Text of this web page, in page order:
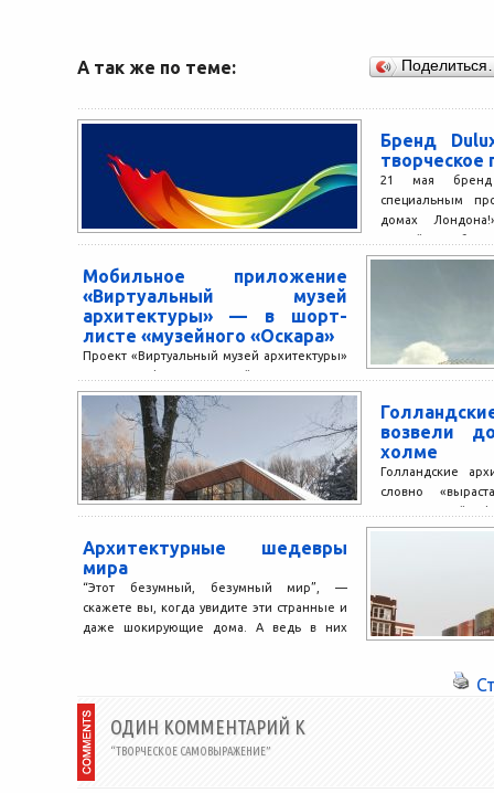
А так же по теме:
Бренд
творческое
21 мая бренд
специальным
домах
английского
Мобильное приложение
«Виртуальный музей
архитектуры» — в шорт-
листе «музейного «Оскара»
Проект «Виртуальный музей архитектуры»
вышел в финал европейского конкурса
«Наследие», который ежегодно
проводится European Museum Academy
(EMA). Европейская музейная академия...
возвели
холме
Голландские
словно
холма. Такой
того, что
Архитектурные шедевры
мира
“Этот безумный, безумный мир”, —
скажете вы, когда увидите эти странные и
даже шокирующие дома. А ведь в них
ОДИН КОММЕНТАРИЙ К
“ТВОРЧЕСКОЕ САМОВЫРАЖЕНИЕ”